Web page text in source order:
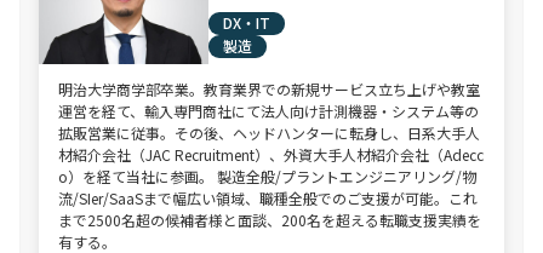
DX・IT
製造
明治大学商学部卒業。教育業界での新規サービス立ち上げや教室
運営を経て、輸入専門商社にて法人向け計測機器・システム等の
拡販営業に従事。その後、ヘッドハンターに転身し、日系大手人
材紹介会社（JAC Recruitment）、外資大手人材紹介会社（Adecc
o）を経て当社に参画。 製造全般/プラントエンジニアリング/物
流/SIer/SaaSまで幅広い領域、職種全般でのご支援が可能。これ
まで2500名超の候補者様と面談、200名を超える転職支援実績を
有する。